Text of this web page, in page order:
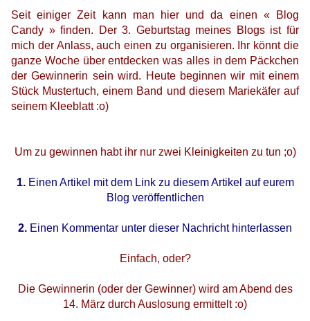
Seit einiger Zeit kann man hier und da einen « Blog
Candy » finden. Der 3. Geburtstag meines Blogs ist für
mich der Anlass, auch einen zu organisieren. Ihr könnt die
ganze Woche über entdecken was alles in dem Päckchen
der Gewinnerin sein wird. Heute beginnen wir mit einem
Stück Mustertuch, einem Band und diesem Mariekäfer auf
seinem Kleeblatt :o)
Um zu gewinnen habt ihr nur zwei Kleinigkeiten zu tun ;o)
1.Einen Artikel mit dem Link zu diesem Artikel auf eurem
Blog veröffentlichen
2. Einen Kommentar unter dieser Nachricht hinterlassen
Einfach, oder?
Die Gewinnerin (oder der Gewinner) wird am Abend des
14. März durch Auslosung ermittelt :o)